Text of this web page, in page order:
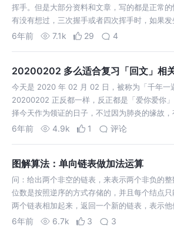
挥手。但是大部分资料和文章，写的都是正常
有没有想过，三次握手或者四次挥手时，如果
的？又是由谁来处理？ TCP 作为一个靠谱的协
6年前 7.1k 29 4
20200202 多么适合复习「回文」相
今天是 2020 年 02 月 02 日，被称为「千年一
20200202 正反都一样，反正都是「爱你爱你
择今天作为领证的日子，不过因为肺炎的缘故
日的预约。 但是我们今天不聊这日子的寓意，
6年前 4.9k 1 评论
图解算法：单向链表做加法运算
问：给出两个非空的链表，来表示两个非负的
位数是按照逆序的方式存储的，并且每个结点
两个链表相加起来，返回一个新的链表，表示
题，处理的就是最简单的数学加法运算，只是它
6年前 6.7k 3 3